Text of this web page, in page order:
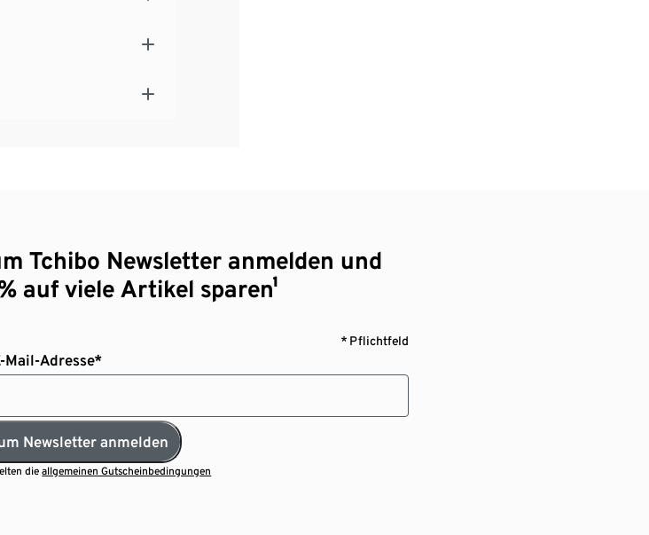
Tchibo Newsletter anmelden und
auf viele Artikel sparen¹
* Pflichtfeld
Mail-Adresse*
Newsletter anmelden
dieallgemeinen Gutscheinbedingungen